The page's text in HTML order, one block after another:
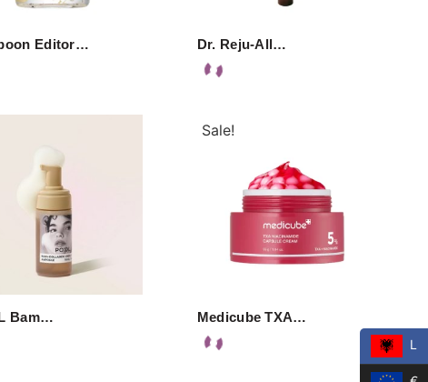
Editor… Dr. Reju-All…
Bam…
Sale!
Medicube TXA…
L